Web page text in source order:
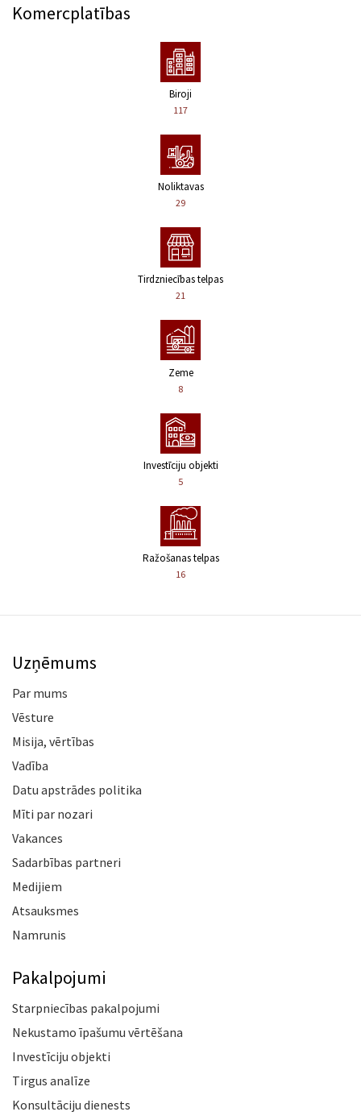
Komercplatības
Biroji
117
Noliktavas
29
Tirdzniecības telpas
21
Zeme
8
Investīciju objekti
5
Ražošanas telpas
16
Uzņēmums
Par mums
Vēsture
Misija, vērtības
Vadība
Datu apstrādes politika
Mīti par nozari
Vakances
Sadarbības partneri
Medijiem
Atsauksmes
Namrunis
Pakalpojumi
Starpniecības pakalpojumi
Nekustamo īpašumu vērtēšana
Investīciju objekti
Tirgus analīze
Konsultāciju dienests